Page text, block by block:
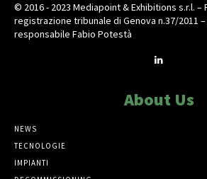
© 2016 - 2023 Mediapoint & Exhibitions s.r.l. –
registrazione tribunale di Genova n.37/2011
responsabile Fabio Potestà
About Us
NEWS
TECNOLOGIE
IMPIANTI